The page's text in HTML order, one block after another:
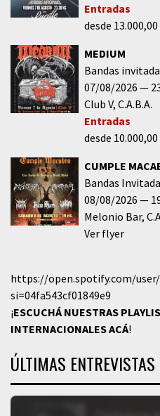
Entradas
desde 13.000,00
MEDIUM
Bandas
07/08/2026
Club V C.A.B.A.
Entradas
desde 10.000,00
CUMPLE
Bandas
08/08/2026
Melonio Bar
Ver flyer
https://open.spotify.com/user/
si=04fa543cf01849e9
¡ESCUCHÁ NUESTRAS
INTERNACIONALESACÁ!
ÚLTIMAS ENTREVISTAS